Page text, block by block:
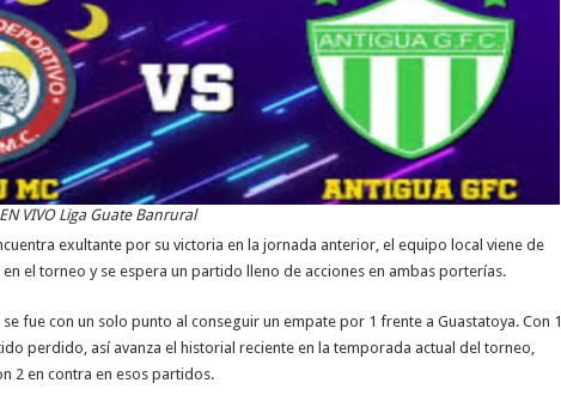
VIVO Liga Guate Banrural
exultante por su victoria en la jornada anterior, el equipo local viene de
el torneo y se espera un partido lleno de acciones en ambas porterías.
se fue con un solo punto al conseguir un empate por 1 frente a Guastatoya. Con 1
perdido, así avanza el historial reciente en la temporada actual del torneo,
2 en contra en esos partidos.